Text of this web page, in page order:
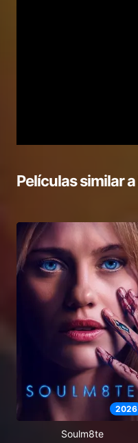
Películas similar a
2026
Soulm8te